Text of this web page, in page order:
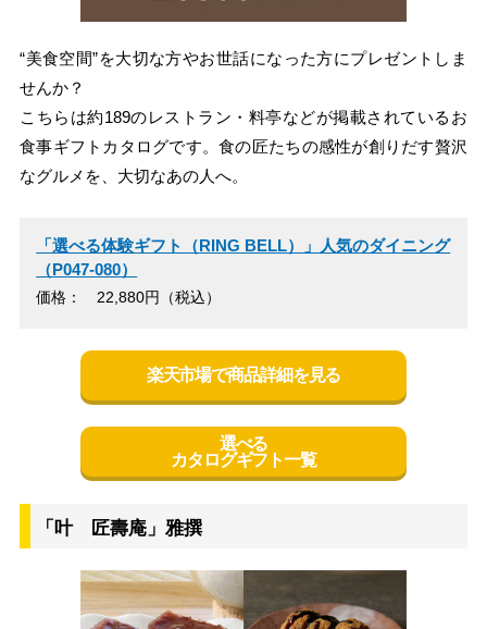
“美食空間”を大切な方やお世話になった方にプレゼントしま
せんか？
こちらは約189のレストラン・料亭などが掲載されているお
食事ギフトカタログです。食の匠たちの感性が創りだす贅沢
なグルメを、大切なあの人へ。
「選べる体験ギフト（RING BELL）」人気のダイニング
（P047-080）
価格： 22,880円（税込）
楽天市場で商品詳細を見る
選べる
カタログギフト一覧
「叶 匠壽庵」雅撰